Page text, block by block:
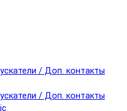
/ Доп. контакты
/ Доп. контакты